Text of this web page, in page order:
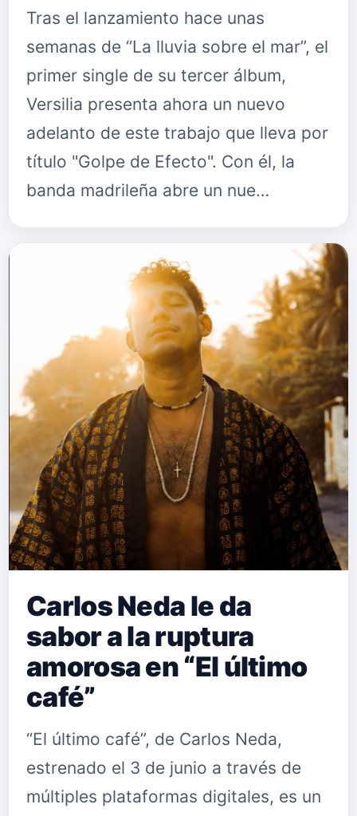
Tras el lanzamiento hace unas
semanas de “La lluvia sobre el mar”, el
primer single de su tercer álbum,
Versilia presenta ahora un nuevo
adelanto de este trabajo que lleva por
título "Golpe de Efecto". Con él, la
banda madrileña abre un nue…
Carlos Neda le da
sabor a la ruptura
amorosa en “El último
café”
“El último café”, de Carlos Neda,
estrenado el 3 de junio a través de
múltiples plataformas digitales, es un